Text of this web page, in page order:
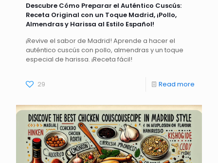
Descubre Cómo Preparar el Auténtico Cuscús:
Receta Original con un Toque Madrid, ¡Pollo,
Almendras y Harissa al Estilo Español!
¡Revive el sabor de Madrid! Aprende a hacer el
auténtico cuscús con pollo, almendras y un toque
especial de harissa. ¡Receta fácil!
29 Read more